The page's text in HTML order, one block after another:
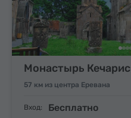
57 км из центра Еревана
Монастырь Кечарис
Вход: Бесплатно